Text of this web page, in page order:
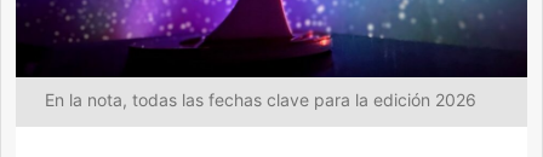
En la nota, todas las fechas clave para la edición 2026